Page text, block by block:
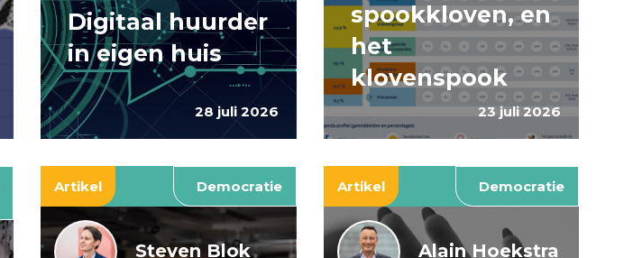
28 juli 2026
Digitaal huurder
in eigen huis
23 juli 2026
spookkloven, en
het
klovenspook
Artikel Democratie
Steven Blok
Artikel Democratie
Alain Hoekstra